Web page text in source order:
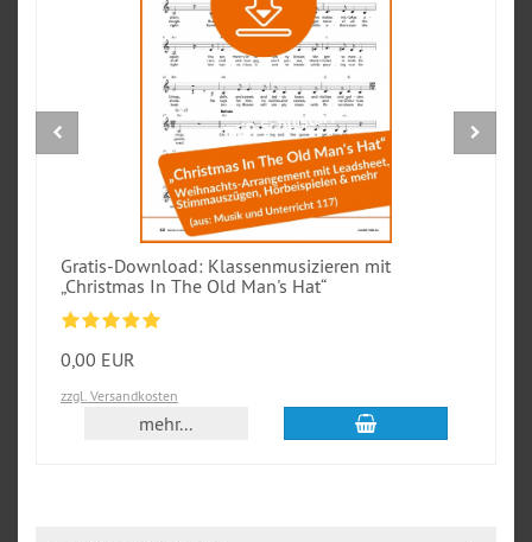
Gratis-Download: Klassenmusizieren mit
„Christmas In The Old Man's Hat“
0,00 EUR
zzgl. Versandkosten
mehr... In den Warenkorb